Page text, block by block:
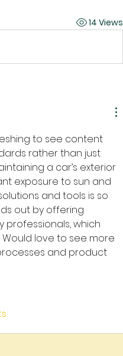
14 Views
to see content
rather than just
a car’s exterior
exposure to sun and
and tools is so
out by offering
which
love to see more
and product